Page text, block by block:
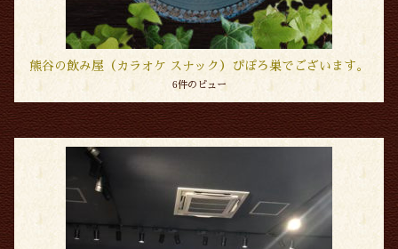
熊谷の飲み屋（カラオケ スナック）ぴぽろ巣でございます。
6件のビュー